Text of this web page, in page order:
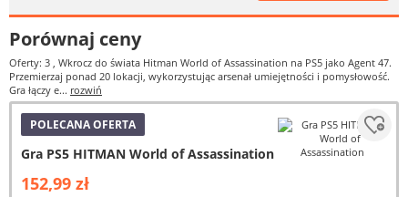
Porównaj ceny
Oferty: 3 , Wkrocz do świata Hitman World of Assassination na PS5 jako Agent 47.
Przemierzaj ponad 20 lokacji, wykorzystując arsenał umiejętności i pomysłowość.
Gra łączy e... rozwiń
POLECANA OFERTA
Gra PS5 HITMAN World of Assassination
152,99 zł